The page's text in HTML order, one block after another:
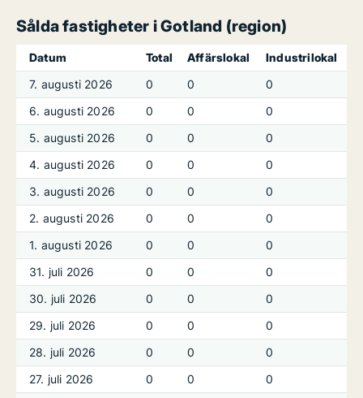
Sålda fastigheter i Gotland (region)
Datum Total Affärslokal
Industrilokal
7. augusti 2026
0 0
0
6. augusti 2026
0 0
0
5. augusti 2026
0 0
0
4. augusti 2026
0 0
0
3. augusti 2026
0 0
0
2. augusti 2026
0 0
0
1. augusti 2026
0 0
0
31. juli 2026
0 0
0
30. juli 2026
0 0
0
29. juli 2026
0 0
0
28. juli 2026
0 0
0
27. juli 2026
0 0
0